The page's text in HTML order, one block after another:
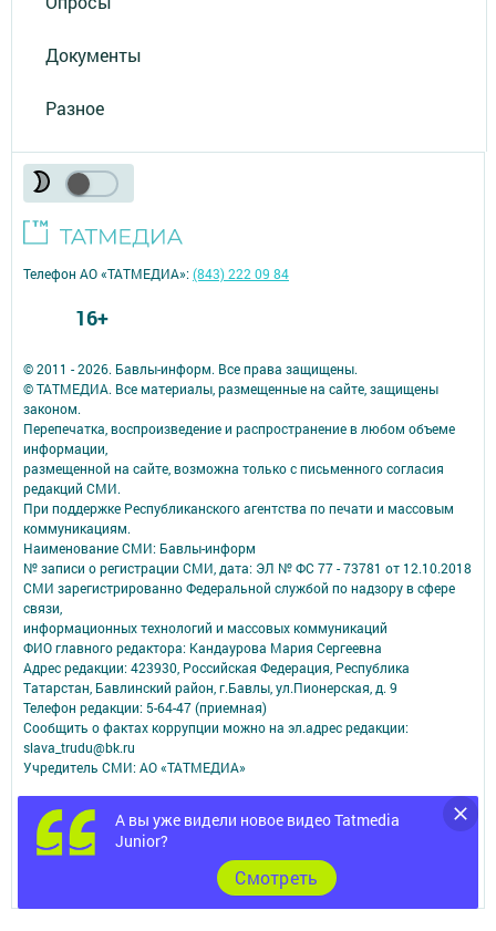
Документы
Разное
А вы уже видели новое видео Tatmedia
Junior?
Cмотреть
© 2011 - 2026. Бавлы-информ. Все права защищены.
© ТАТМЕДИА. Все материалы, размещенные на сайте, защищены
законом.
Перепечатка, воспроизведение и распространение в любом объеме
информации,
размещенной на сайте, возможна только с письменного согласия
редакций СМИ.
При поддержке Республиканского агентства по печати и массовым
коммуникациям.
Наименование СМИ: Бавлы-информ
№ записи о регистрации СМИ, дата: ЭЛ № ФС 77 - 73781 от 12.10.2018
СМИ зарегистрированно Федеральной службой по надзору в сфере
связи,
информационных технологий и массовых коммуникаций
ФИО главного редактора: Кандаурова Мария Сергеевна
Адрес редакции: 423930, Российская Федерация, Республика
Татарстан, Бавлинский район, г.Бавлы, ул.Пионерская, д. 9
Телефон редакции: 5-64-47 (приемная)
Сообщить о фактах коррупции можно на эл.адрес редакции:
slava_trudu@bk.ru
Учредитель СМИ: АО «ТАТМЕДИА»
Антикоррупционная политика
АО «ТАТМЕДИА» использует «cookie»для персонализации сервисов и
удобства пользователей сайтом.
Использование «cookie» можно отменить в настройках браузера.
Политика конфиденциальности
Телефон АО «ТАТМЕДИА»:(843) 222 09 84
16+